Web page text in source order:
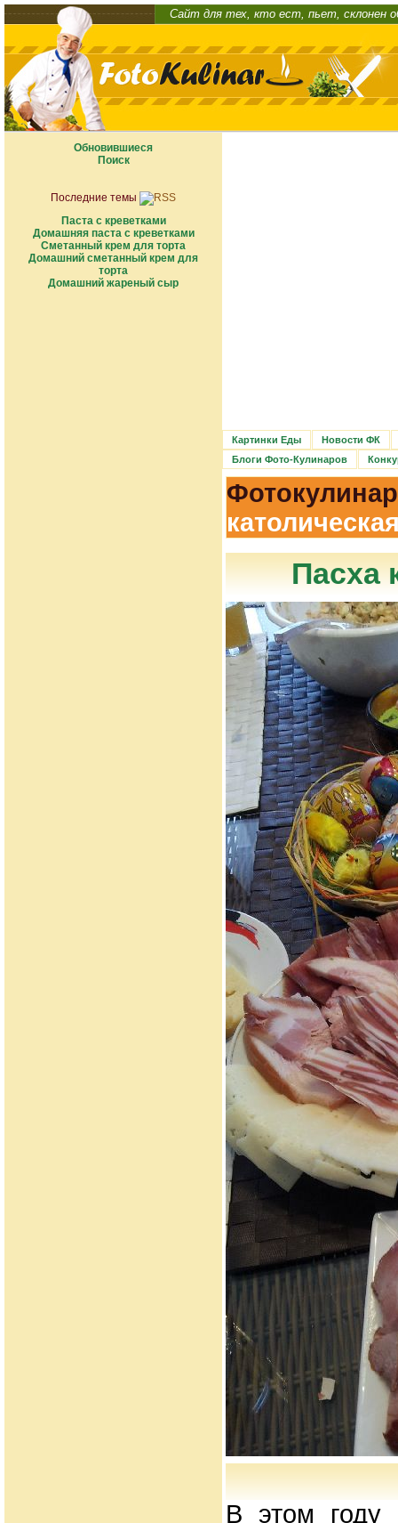
Сайт для тех, кто ест, пьет, склонен
Обновившиеся
Поиск
Последние темы
Паста с креветками
Домашняя паста с креветками
Сметанный крем для торта
Домашний сметанный крем для
торта
Домашний жареный сыр
Картинки Еды
Новости ФК
Блоги Фото-Кулинаров
Фотокулинар
Пасха
В этом году